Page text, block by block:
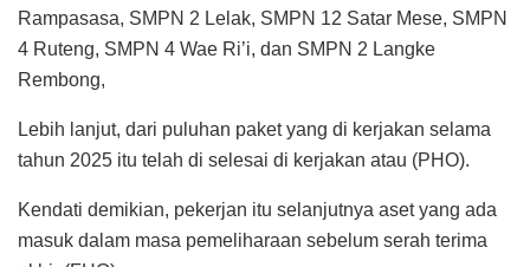
Rampasasa, SMPN 2 Lelak, SMPN 12 Satar Mese, SMPN
4 Ruteng, SMPN 4 Wae Ri’i, dan SMPN 2 Langke
Rembong,
Lebih lanjut, dari puluhan paket yang di kerjakan selama
tahun 2025 itu telah di selesai di kerjakan atau (PHO).
Kendati demikian, pekerjan itu selanjutnya aset yang ada
masuk dalam masa pemeliharaan sebelum serah terima